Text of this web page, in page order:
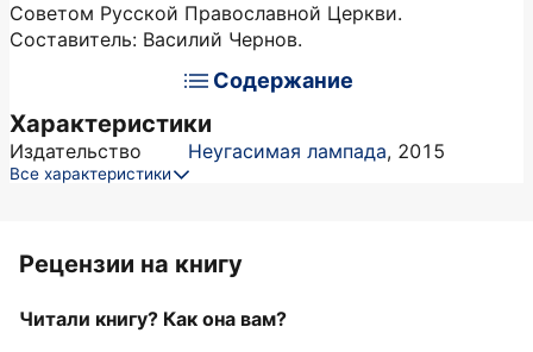
Советом Русской Православной Церкви.
Составитель: Василий Чернов.
Содержание
Характеристики
Издательство Неугасимая лампада, 2015
Все характеристики
Рецензии на книгу
Читали книгу? Как она вам?